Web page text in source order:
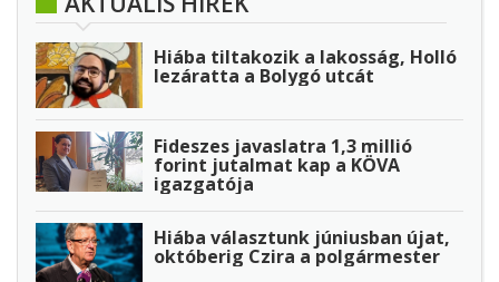
Hiába tiltakozik a lakosság, Holló
lezáratta a Bolygó utcát
Fideszes javaslatra 1,3 millió
forint jutalmat kap a KÖVA
igazgatója
Hiába választunk júniusban újat,
októberig Czira a polgármester